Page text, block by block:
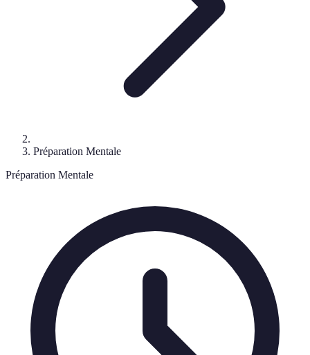
Préparation Mentale
Préparation Mentale